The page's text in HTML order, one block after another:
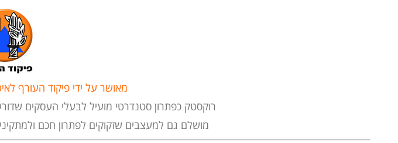
מאושר על ידי פיקוד העורף
רוקסטק כפתרון סטנדרטי מועיל לבעלי העסקים
מושלם גם למעצבים שזקוקים לפתרון חכם